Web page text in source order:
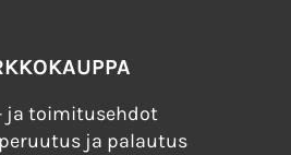
ja toimitusehdot
ja palautus